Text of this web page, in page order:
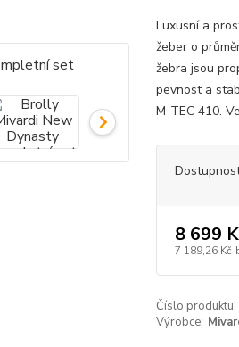
Luxusní a
žeber o
žebra jsou
pevnost a
M-TEC 410.
8 699
7 189,26 Kč
Číslo produktu:
Výrobce: